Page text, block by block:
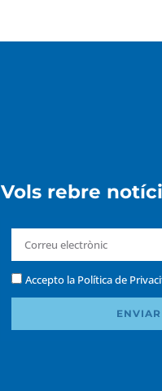
Vols rebre
Accepto la Política de
ENVIAR